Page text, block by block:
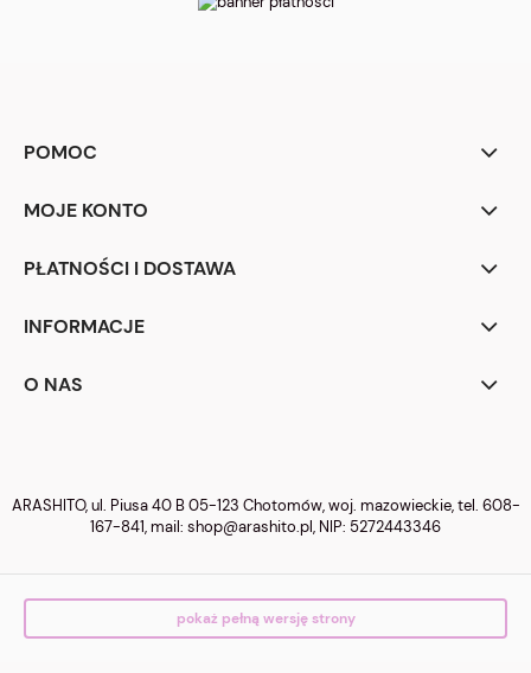
POMOC
MOJE KONTO
PŁATNOŚCI I DOSTAWA
INFORMACJE
O NAS
ARASHITO, ul. Piusa 40 B 05-123 Chotomów, woj. mazowieckie, tel. 608-
167-841, mail: shop@arashito.pl, NIP: 5272443346
pokaż pełną wersję strony